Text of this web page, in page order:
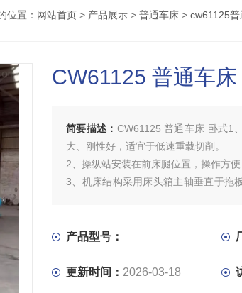
位置： 网站首页 > 产品展示 > 普通车床 > cw61125
CW61125 普通车床
简要描述： CW61125 普通车床 卧式1
大、刚性好，适宜于低速重载切削。
2、操纵站安装在前床腿位置，操作方便
3、机床结构采用床头箱主轴垂直于拖
产品型号：
更新时间： 2026-03-18